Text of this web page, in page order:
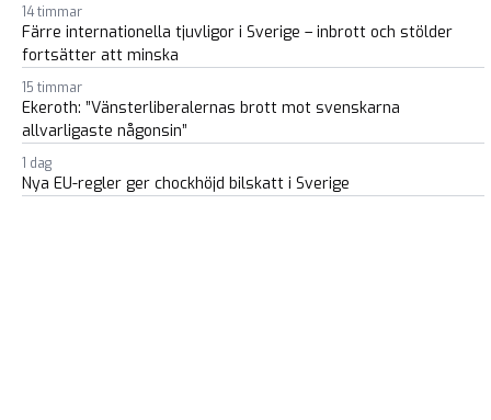
14 timmar
Färre internationella tjuvligor i Sverige – inbrott och stölder
fortsätter att minska
15 timmar
Ekeroth: ”Vänsterliberalernas brott mot svenskarna
allvarligaste någonsin”
1 dag
Nya EU-regler ger chockhöjd bilskatt i Sverige